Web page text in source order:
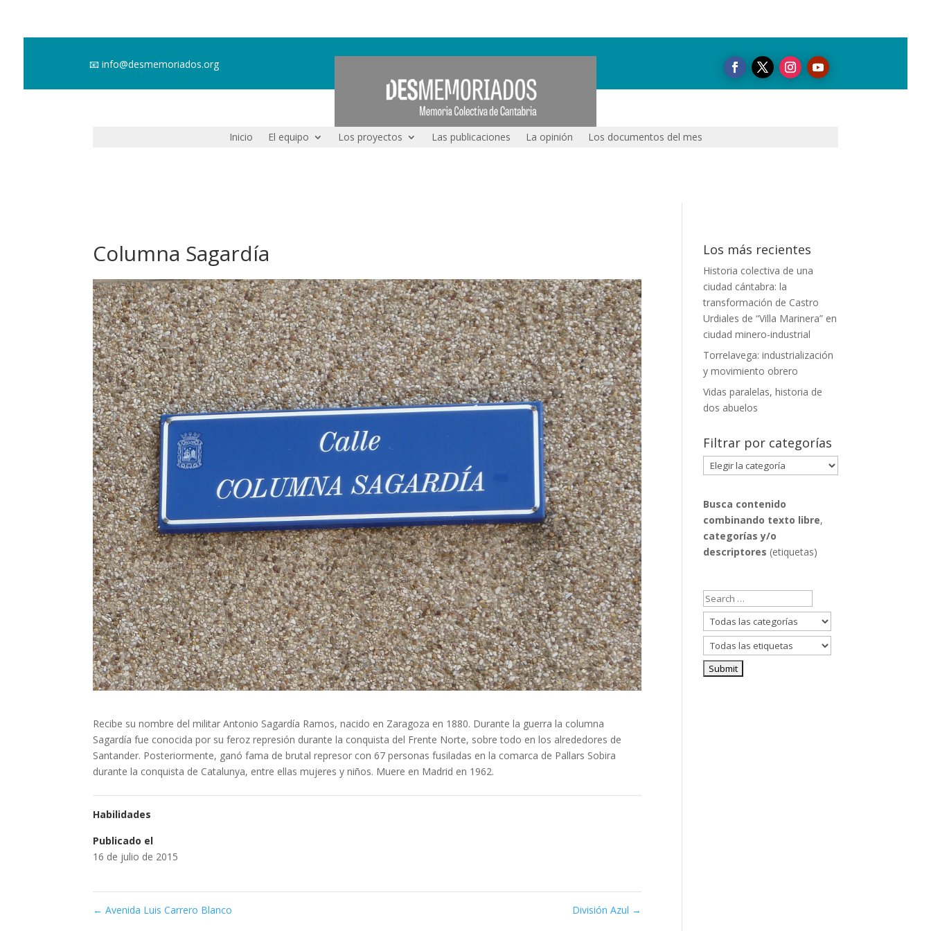
📧info@desmemoriados.org
Inicio El equipo Los proyectos Las publicaciones La opinión Los documentos del mes
Columna Sagardía
Recibe su nombre del militar Antonio Sagardía Ramos, nacido en Zaragoza en 1880. Durante la guerra la columna
Sagardía fue conocida por su feroz represión durante la conquista del Frente Norte, sobre todo en los alrededores de
Santander. Posteriormente, ganó fama de brutal represor con 67 personas fusiladas en la comarca de Pallars Sobira
durante la conquista de Catalunya, entre ellas mujeres y niños. Muere en Madrid en 1962.
Habilidades
Publicado el
16 de julio de 2015
← Avenida Luis Carrero Blanco División Azul →
Los más recientes
Historia colectiva de una
ciudad cántabra: la
transformación de Castro
Urdiales de “Villa Marinera” en
ciudad minero-industrial
Torrelavega: industrialización
y movimiento obrero
Vidas paralelas, historia de
dos abuelos
Filtrar por categorías
Filtrar
por
Busca contenido
combinando texto libre,
categorías y/o
descriptores (etiquetas)